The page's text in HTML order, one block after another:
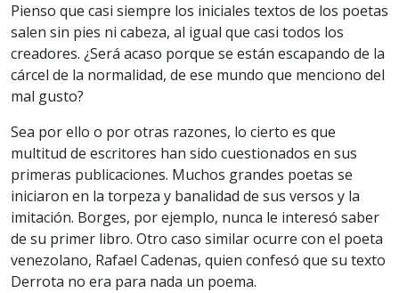
Pienso que casi siempre los iniciales textos de los poetas
salen sin pies ni cabeza, al igual que casi todos los
creadores. ¿Será acaso porque se están escapando de la
cárcel de la normalidad, de ese mundo que menciono del
mal gusto?
Sea por ello o por otras razones, lo cierto es que
multitud de escritores han sido cuestionados en sus
primeras publicaciones. Muchos grandes poetas se
iniciaron en la torpeza y banalidad de sus versos y la
imitación. Borges, por ejemplo, nunca le interesó saber
de su primer libro. Otro caso similar ocurre con el poeta
venezolano, Rafael Cadenas, quien confesó que su texto
Derrota no era para nada un poema.